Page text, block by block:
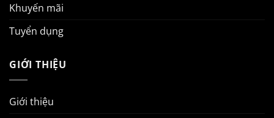
Khuyến mãi
Tuyển dụng
GIỚI THIỆU
Giới thiệu